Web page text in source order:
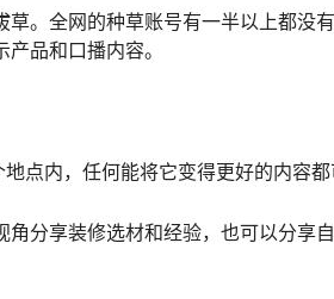
。全网的种草账号有一半以上都没
品和口播内容。
点内，任何能将它变得更好的内容都
分享装修选材和经验，也可以分享